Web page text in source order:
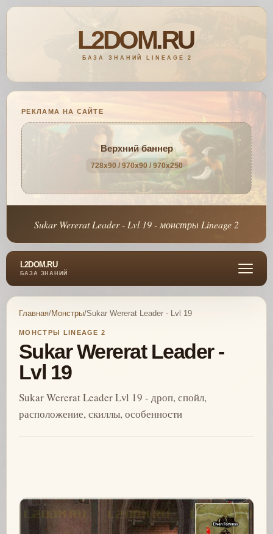
РЕКЛАМА НА САЙТЕ
Верхний баннер
728x90 / 970x90 / 970x250
Sukar Wererat Leader - Lvl 19 - монстры Lineage 2
L2DOM.RU
БАЗА ЗНАНИЙ
Главная/Монстры/Sukar Wererat Leader - Lvl 19
МОНСТРЫ LINEAGE 2
Sukar Wererat Leader -
Lvl 19
Sukar Wererat Leader Lvl 19 - дроп, спойл,
расположение, скиллы, особенности